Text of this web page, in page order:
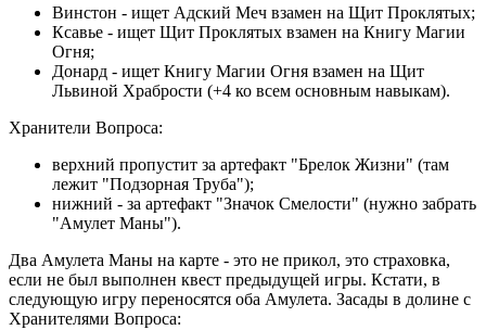
Винстон - ищет Адский Меч взамен на Щит Проклятых;
Ксавье - ищет Щит Проклятых взамен на Книгу Магии
Огня;
Донард - ищет Книгу Магии Огня взамен на Щит
Львиной Храбрости (+4 ко всем основным навыкам).
Хранители Вопроса:
верхний пропустит за артефакт "Брелок Жизни" (там
лежит "Подзорная Труба");
нижний - за артефакт "Значок Смелости" (нужно забрать
"Амулет Маны").
Два Амулета Маны на карте - это не прикол, это страховка,
если не был выполнен квест предыдущей игры. Кстати, в
следующую игру переносятся оба Амулета. Засады в долине с
Хранителями Вопроса: